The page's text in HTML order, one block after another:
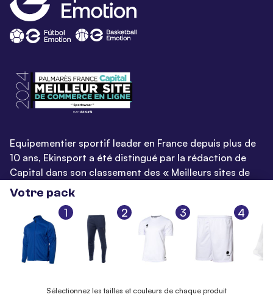
Votre pack
1 2 3 4
Sélectionnez les tailles et couleurs de chaque produit
Equipementier sportif leader en France depuis plus de
10 ans, Ekinsport a été distingué par la rédaction de
Capital dans son classement des « Meilleurs sites de
commerce en ligne 2024 », catégorie Sportswear.
En savoir plus
© EKINSPORT 2026
Conditions Générales de Vente